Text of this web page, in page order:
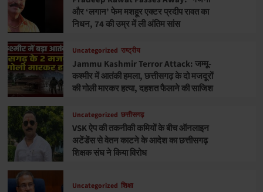
और ‘लगान’ फेम मशहूर एक्टर प्रदीप रावत का
निधन, 74 की उम्र में ली अंतिम सांस
Uncategorized राष्ट्रीय
Jammu Kashmir Terror Attack: जम्मू-
कश्मीर में आतंकी हमला, छत्तीसगढ़ के दो मजदूरों
की गोली मारकर हत्या, दहशत फैलाने की साजिश
Uncategorized छत्तीसगढ़
VSK ऐप की तकनीकी कमियों के बीच ऑनलाइन
अटेंडेंस से वेतन काटने के आदेश का छत्तीसगढ़
शिक्षक संघ ने किया विरोध
Uncategorized शिक्षा